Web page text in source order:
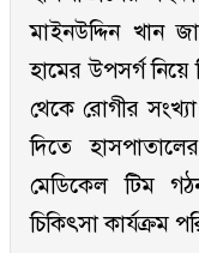
মাইনউদ্দিন খান
হামের উপসর্গ নিয়ে
থেকে রোগীর
দিতে
মেডিকেল টিম
চিকিৎসা কার্যক্রম